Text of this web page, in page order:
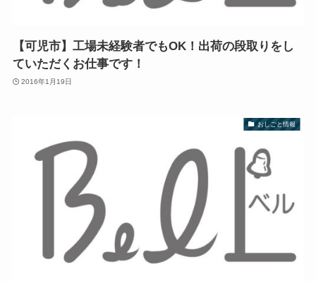
【可児市】工場未経験者でもOK！出荷の段取りをし
ていただくお仕事です！
2016年1月19日
おしごと情報